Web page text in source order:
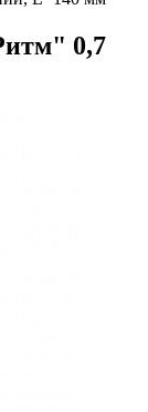
0,7